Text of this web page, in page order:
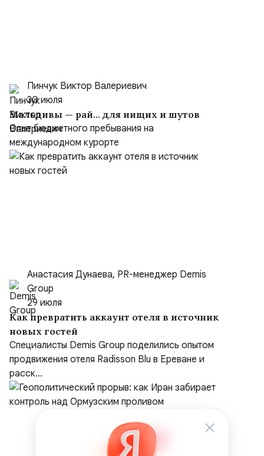
Пинчук Виктор Валериевич
30 июля
Мальдивы — рай… для нищих и шутов
Опыт бюджетного пребывания на
международном курорте
Анастасия Дунаева, PR-менеджер Demis
Group
29 июля
Как превратить аккаунт отеля в источник
новых гостей
Специалисты Demis Group поделились опытом
продвижения отеля Radisson Blu в Ереване и
расск...